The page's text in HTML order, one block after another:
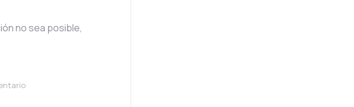
no sea posible,